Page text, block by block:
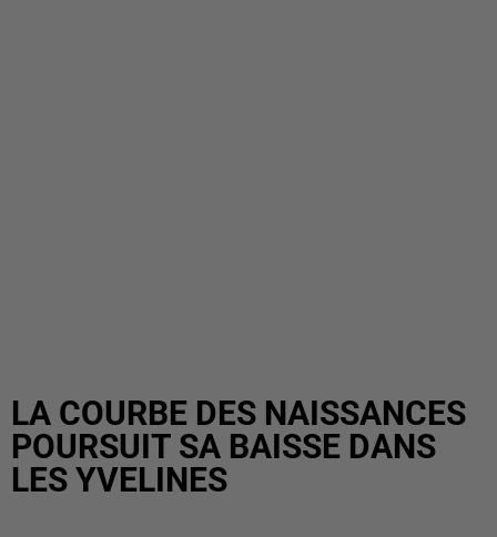
LA COURBE DES NAISSANCES
POURSUIT SA BAISSE DANS
LES YVELINES